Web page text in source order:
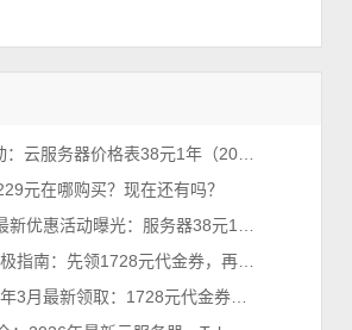
元在哪购买？现在还有吗？